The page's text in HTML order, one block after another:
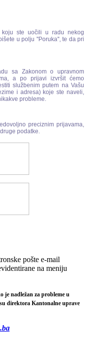
koju ste uočili u radu nekog
u polju ''Poruka'', te da pri
sa Zakonom o upravnom
a po prijavi izvršit ćemo
službenim putem na Vašu
i adresa) koje ste naveli,
probleme.
preciznim prijavama,
podatke.
pošte e-mail
na meniju
je nadležan za probleme u
direktora Kantonalne uprave